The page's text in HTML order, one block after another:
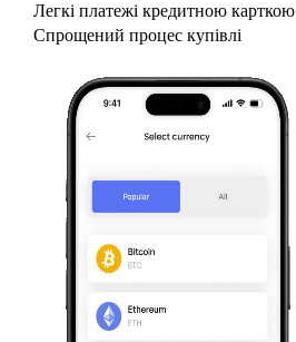
Легкі платежі кредитною карткою
Спрощений процес купівлі